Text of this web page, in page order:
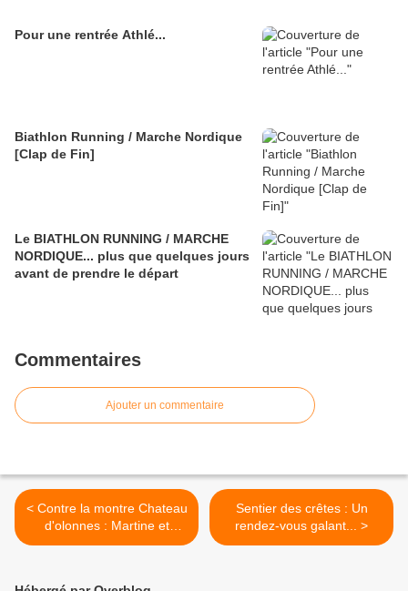
Pour une rentrée Athlé...
Biathlon Running / Marche Nordique
[Clap de Fin]
Le BIATHLON RUNNING / MARCHE
NORDIQUE... plus que quelques jours
avant de prendre le départ
Commentaires
Ajouter un commentaire
< Contre la montre Chateau
d'olonnes : Martine et
Isabelle dans le tempo
Sentier des crêtes : Un
rendez-vous galant... >